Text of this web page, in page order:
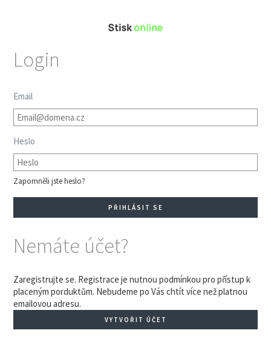
Login
Email
Heslo
Zapomněli jste heslo?
Nemáte účet?
Zaregistrujte se. Registrace je nutnou podmínkou pro přístup k
placeným porduktům. Nebudeme po Vás chtít více než platnou
emailovou adresu.
VYTVOŘIT ÚČET